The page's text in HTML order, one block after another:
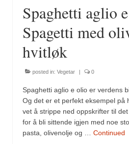
Spaghetti aglio
Spagetti med
hvitløk
posted in: Vegetar 0
Spaghetti aglio e olio er verdens
Og det er et perfekt eksempel på
vet å strippe ned oppskrifter til
for å bli sittende igjen med noe
pasta, olivenolje og … Continued